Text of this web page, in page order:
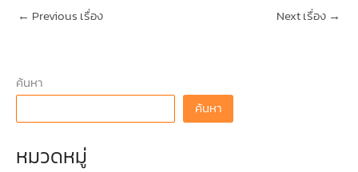
← Previous เรื่อง Next เรื่อง →
ค้นหา
ค้นหา
หมวดหมู่